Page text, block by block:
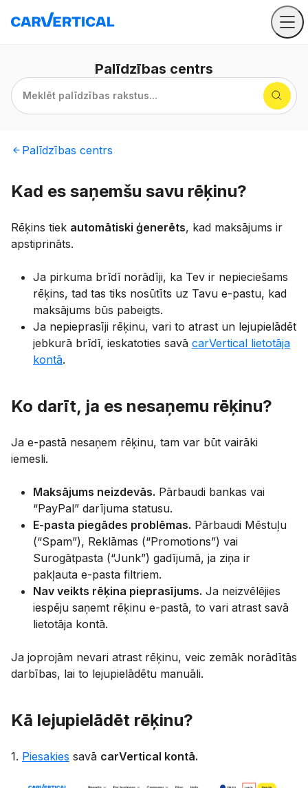
Palīdzības centrs
Meklēt palīdzības rakstus...
Palīdzības centrs
Kad es saņemšu savu rēķinu?
Rēķins tiek automātiski ģenerēts, kad maksājums ir
apstiprināts.
Ja pirkuma brīdī norādīji, ka Tev ir nepieciešams
rēķins, tad tas tiks nosūtīts uz Tavu e-pastu, kad
maksājums būs pabeigts.
Ja nepieprasīji rēķinu, vari to atrast un lejupielādēt
jebkurā brīdī, ieskatoties savā carVertical lietotāja
kontā.
Ko darīt, ja es nesaņemu rēķinu?
Ja e-pastā nesaņem rēķinu, tam var būt vairāki
iemesli.
Maksājums neizdevās. Pārbaudi bankas vai
“PayPal” darījuma statusu.
E-pasta piegādes problēmas. Pārbaudi Mēstuļu
(“Spam”), Reklāmas (“Promotions”) vai
Surogātpasta (“Junk”) gadījumā, ja ziņa ir
pakļauta e-pasta filtriem.
Nav veikts rēķina pieprasījums. Ja neizvēlējies
iespēju saņemt rēķinu e-pastā, to vari atrast savā
lietotāja kontā.
Ja joprojām nevari atrast rēķinu, veic zemāk norādītās
darbības, lai to lejupielādētu manuāli.
Kā lejupielādēt rēķinu?
1. Piesakies savā carVertical kontā.